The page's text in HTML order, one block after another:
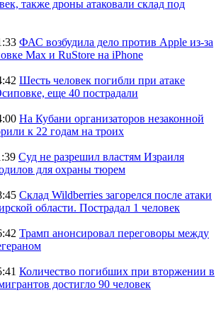
также дроны атаковали склад под
ФАС возбудила дело против Apple из-за
Max и RuStore на iPhone
Шесть человек погибли при атаке
еще 40 пострадали
На Кубани организаторов незаконной
к 22 годам на троих
Суд не разрешил властям Израиля
для охраны тюрем
Склад Wildberries загорелся после атаки
области. Пострадал 1 человек
Трамп анонсировал переговоры между
Количество погибших при вторжении в
достигло 90 человек